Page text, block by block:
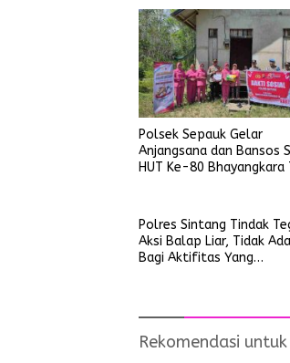
Polsek Sepauk Gelar
Anjangsana dan Bansos
HUT Ke-80 Bhayangkara
Polres Sintang Tindak
Aksi Balap Liar, Tidak
Bagi Aktifitas Yang
Rekomendasi